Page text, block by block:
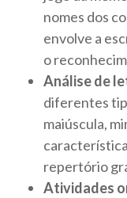
nomes dos
envolve a
o
Análise de
diferentes
maiúscula,
repertório
Atividades